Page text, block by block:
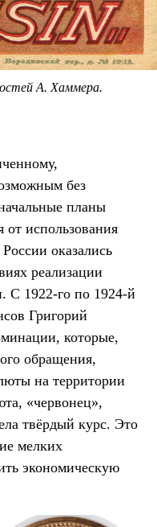
А. Хаммера.
без
планы
от использования
оказались
реализации
С 1922-го по 1924-й
Григорий
которые,
обращения,
на территории
«червонец»,
твёрдый курс. Это
мелких
экономическую